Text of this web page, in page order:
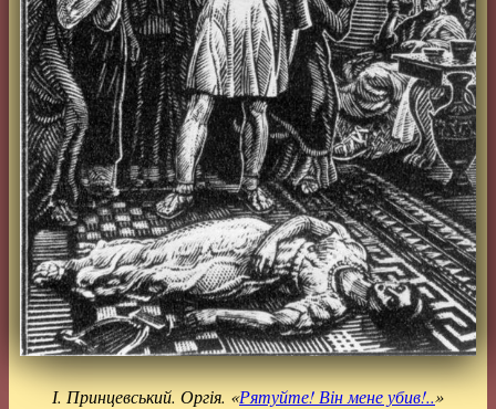
І. Принцевський. Оргія. «Рятуйте! Він мене убив!..»